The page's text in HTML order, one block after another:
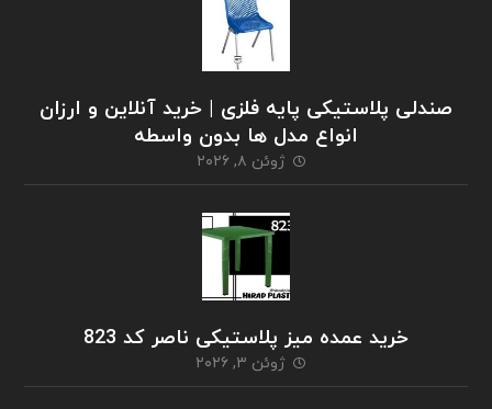
صندلی پلاستیکی پایه فلزی | خرید آنلاین و ارزان
انواع مدل ها بدون واسطه
ژوئن ۸, ۲۰۲۶
خرید عمده میز پلاستیکی ناصر کد 823
ژوئن ۳, ۲۰۲۶